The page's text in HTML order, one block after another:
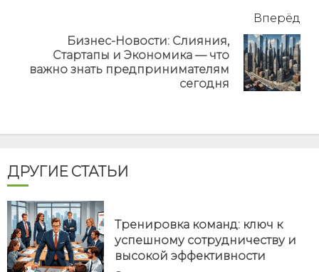
Вперёд
post:
Бизнес-Новости: Слияния,
Стартапы и Экономика — что
важно знать предпринимателям
сегодня
ДРУГИЕ СТАТЬИ
Тренировка команд: ключ к
успешному сотрудничеству и
высокой эффективности